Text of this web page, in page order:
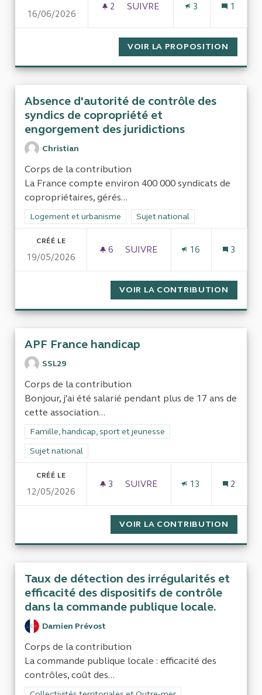
16/06/2026
2 2 ABONNÉS
SUIVRE
3 1
VOIR LA PROPOSITION
Absence d'autorité de contrôle des
syndics de copropriété et
engorgement des juridictions
Christian
Corps de la contribution
La France compte environ 400 000 syndicats de
copropriétaires, gérés...
Filtrer les résultats de la catégorie : Logement et urbanisme
Logement et urbanisme Filtrer les résultats pour le
Sujet national
CRÉÉ LE
19/05/2026
6 6 ABONNÉS
SUIVRE
16 3
VOIR LA CONTRIBUTION
APF France handicap
SSL29
Corps de la contribution
Bonjour, j'ai été salarié pendant plus de 17 ans de
cette association...
Filtrer les résultats de la catégorie : Famille, handicap, sport
Famille, handicap, sport et jeunesse
Filtrer les résultats pour le secteur : Sujet national
Sujet national
CRÉÉ LE
12/05/2026
3 3 ABONNÉS
SUIVRE
13 2
VOIR LA CONTRIBUTION
Taux de détection des irrégularités et
efficacité des dispositifs de contrôle
dans la commande publique locale.
Damien Prévost
Corps de la contribution
La commande publique locale : efficacité des
contrôles, coût des...